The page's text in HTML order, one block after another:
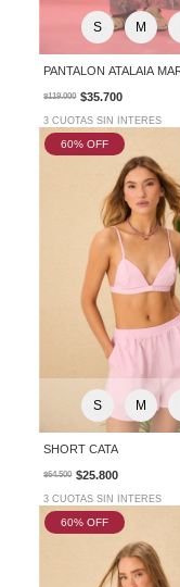
S M
PANTALON ATALAIA
$119.000 $35.700
3 CUOTAS SIN INTERES
60% OFF
S M
SHORT CATA
$64.500 $25.800
3 CUOTAS SIN INTERES
60% OFF